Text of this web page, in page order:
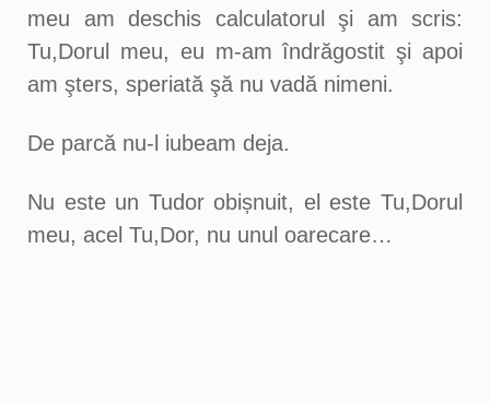
meu am deschis calculatorul şi am scris:
Tu,Dorul meu, eu m-am îndrăgostit şi apoi
am şters, speriată şă nu vadă nimeni.
De parcă nu-l iubeam deja.
Nu este un Tudor obișnuit, el este Tu,Dorul
meu, acel Tu,Dor, nu unul oarecare…